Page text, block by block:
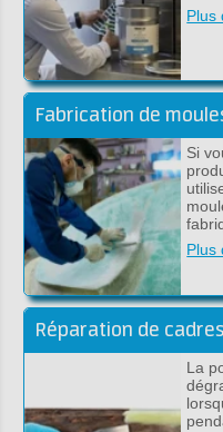
Plus
Fabrication de
Si
Plus
La